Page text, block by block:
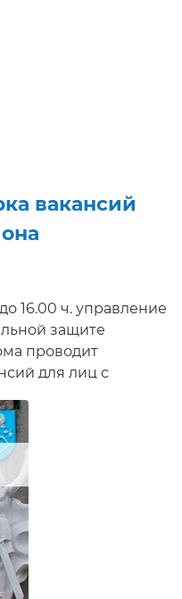
вакансий
16.00 ч. управление
защите
проводит
для лиц с
с
нанимателями,
интересующие
получить
приглашение на
времени.
доступна на
электронная
республики и